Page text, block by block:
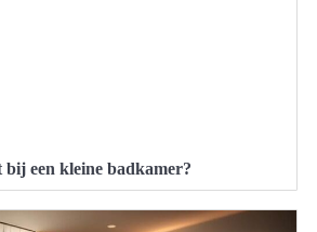
bij een kleine badkamer?